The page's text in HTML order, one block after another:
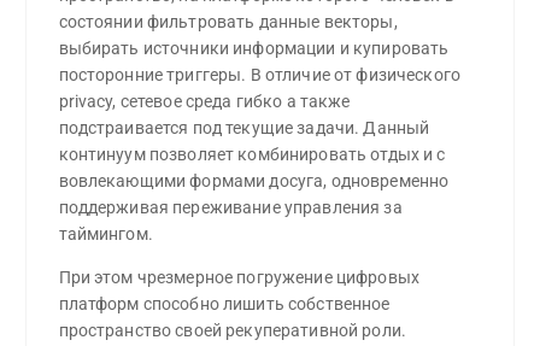
состоянии фильтровать данные векторы,
выбирать источники информации и купировать
посторонние триггеры. В отличие от физического
privacy, сетевое среда гибко а также
подстраивается под текущие задачи. Данный
континуум позволяет комбинировать отдых и с
вовлекающими формами досуга, одновременно
поддерживая переживание управления за
таймингом.
При этом чрезмерное погружение цифровых
платформ способно лишить собственное
пространство своей рекуперативной роли.